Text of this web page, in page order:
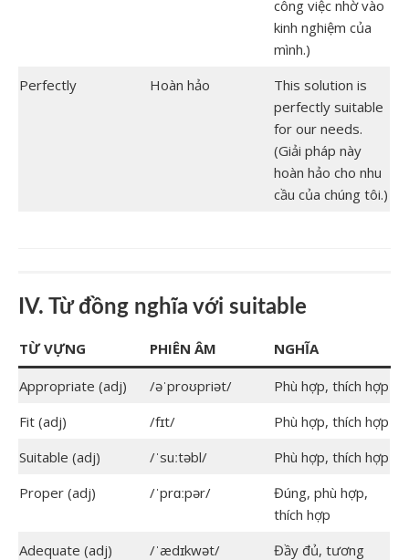
công việc nhờ vào
kinh nghiệm của
mình.)
Perfectly
Hoàn hảo
This solution is
perfectly suitable
for our needs.
(Giải pháp này
hoàn hảo cho nhu
cầu của chúng tôi.)
IV. Từ đồng nghĩa với suitable
TỪ VỰNG PHIÊN ÂM NGHĨA
Appropriate (adj) /əˈproʊpriət/
Phù hợp, thích hợp
Fit (adj)
/fɪt/
Phù hợp, thích hợp
Suitable (adj)
/ˈsuːtəbl/
Phù hợp, thích hợp
Proper (adj)
/ˈprɑːpər/
Đúng, phù hợp,
thích hợp
Adequate (adj)
/ˈædɪkwət/
Đầy đủ, tương